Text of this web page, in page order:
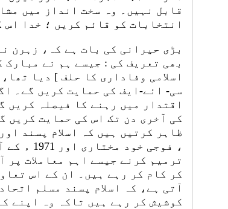
قابل نہیں۔ وہ سخت انداز میں
انتخابات کو قائم کریں ؛ خدا
بڑی حیرانی کی بات ہے کہ، زہرن
بھی تعریف کی : جیسے ہم نے مبارک
اسلامی وفاداری کا حلف ] دیا
سی- ائے-ایف کی حمایت کریں گے۔
اقتدار میں رہنے کا فیصلہ کریں
کی آخری دن تک اس کی حمایت کریں
ظاہر کرتیں ہیں کہ اسلام پسند
، فوجی خود
ترمیم کرنے جیسے اہم معاملات پر
کر کام کر رہے ہیں۔ ان کے اس
آتی ہے، کہ اسلام پسند مسلم
کوشیش کر رہے ہیں تاکہ وہ اپنے